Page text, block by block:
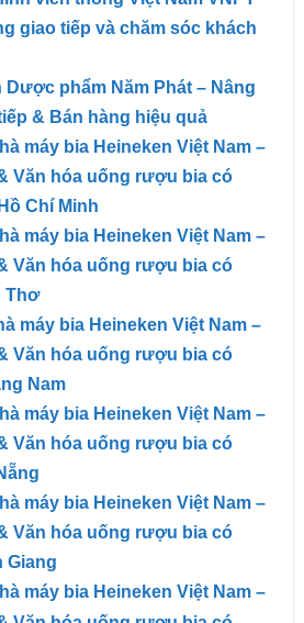
giao tiếp và chăm sóc khách
phẩm Năm Phát – Nâng
& Bán hàng hiệu quả
máy bia Heineken Việt Nam –
Văn hóa uống rượu bia có
Chí Minh
máy bia Heineken Việt Nam –
Văn hóa uống rượu bia có
Thơ
máy bia Heineken Việt Nam –
Văn hóa uống rượu bia có
Nam
máy bia Heineken Việt Nam –
Văn hóa uống rượu bia có
máy bia Heineken Việt Nam –
Văn hóa uống rượu bia có
Giang
máy bia Heineken Việt Nam –